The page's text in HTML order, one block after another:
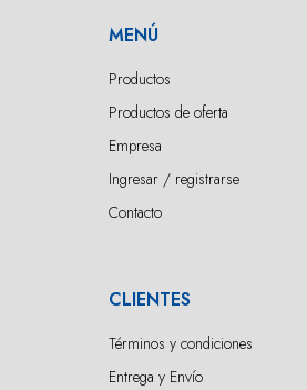
MENÚ
Productos
Productos de oferta
Empresa
Ingresar / registrarse
Contacto
CLIENTES
Términos y condiciones
Entrega y Envío